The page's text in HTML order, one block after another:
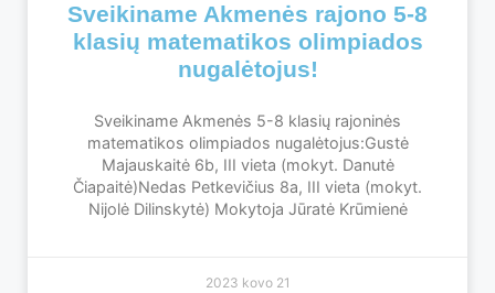
Sveikiname Akmenės rajono 5-8
klasių matematikos olimpiados
nugalėtojus!
Sveikiname Akmenės 5-8 klasių rajoninės
matematikos olimpiados nugalėtojus:Gustė
Majauskaitė 6b, III vieta (mokyt. Danutė
Čiapaitė)Nedas Petkevičius 8a, III vieta (mokyt.
Nijolė Dilinskytė) Mokytoja Jūratė Krūmienė
2023 kovo 21